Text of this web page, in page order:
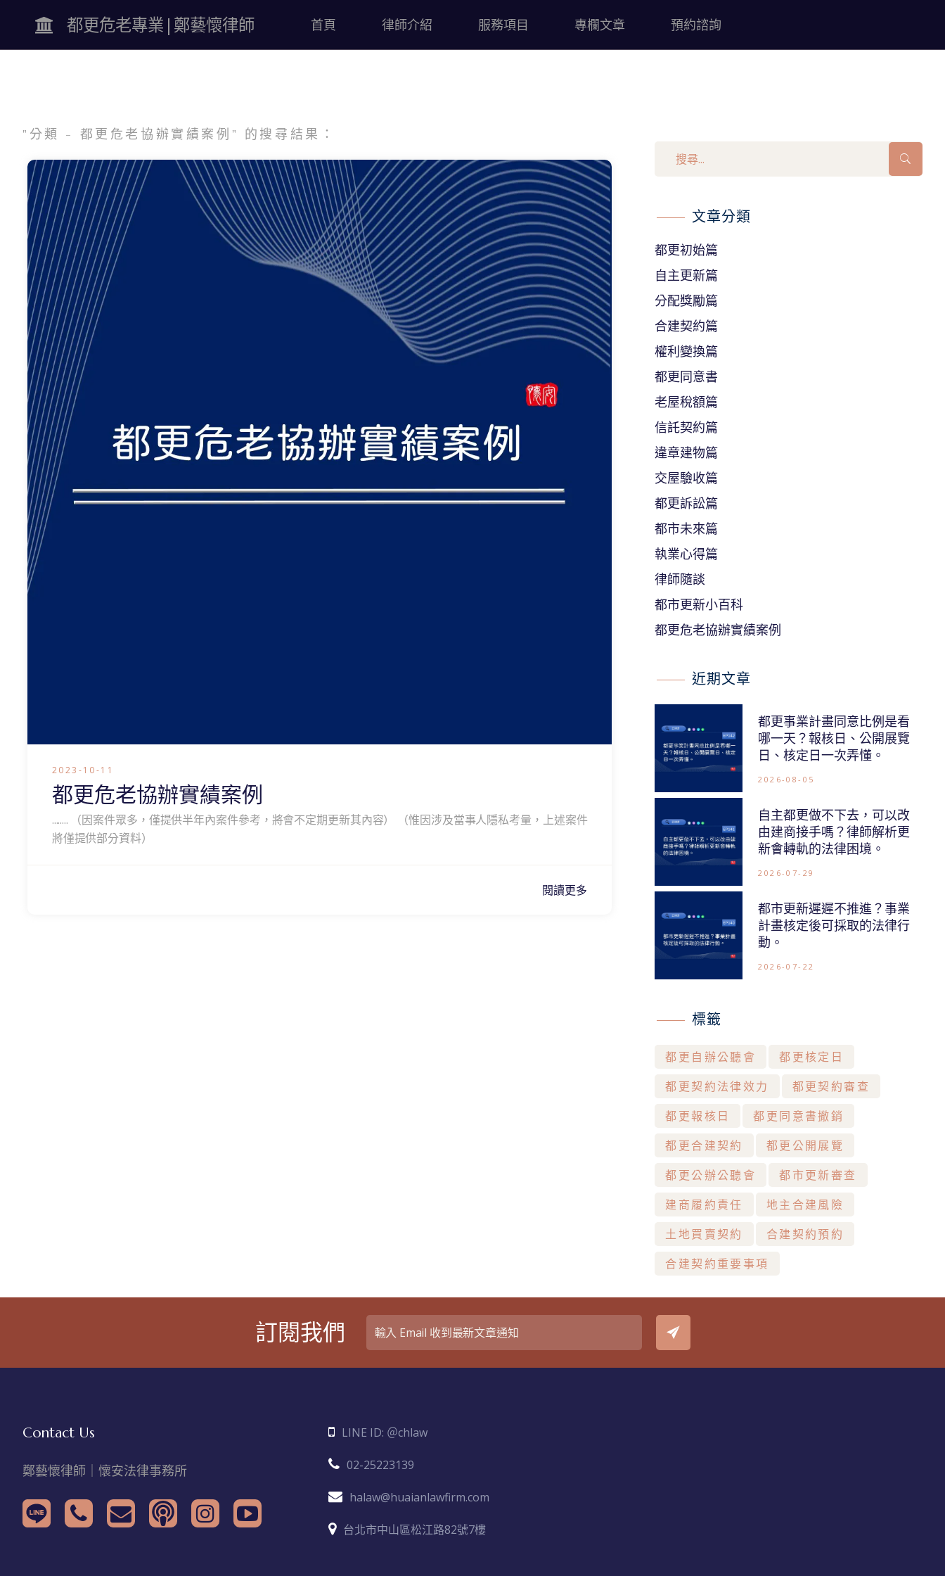
都更危老專業|鄭藝懷律師 首頁 律師介紹 服務項目 專欄文章 預約諮詢
"分類 - 都更危老協辦實績案例" 的搜尋結果：
2023-10-11
都更危老協辦實績案例
........ （因案件眾多，僅提供半年內案件參考，將會不定期更新其內容） （惟因涉及當事人隱私考量，上述案件
將僅提供部分資料）
閱讀更多
文章分類
都更初始篇
自主更新篇
分配獎勵篇
合建契約篇
權利變換篇
都更同意書
老屋稅額篇
信託契約篇
違章建物篇
交屋驗收篇
都更訴訟篇
都市未來篇
執業心得篇
律師隨談
都市更新小百科
都更危老協辦實績案例
近期文章
都更事業計畫同意比例是看
哪一天？報核日、公開展覽
日、核定日一次弄懂。
2026-08-05
自主都更做不下去，可以改
由建商接手嗎？律師解析更
新會轉軌的法律困境。
2026-07-29
都市更新遲遲不推進？事業
計畫核定後可採取的法律行
動。
2026-07-22
標籤
都更自辦公聽會
都更核定日
都更契約法律效力
都更契約審查
都更報核日
都更同意書撤銷
都更合建契約
都更公開展覽
都更公辦公聽會
都市更新審查
建商履約責任
地主合建風險
土地買賣契約
合建契約預約
合建契約重要事項
訂閱我們
Contact Us
鄭藝懷律師｜懷安法律事務所
LINE ID: ＠chlaw
02-25223139
halaw@huaianlawfirm.com
台北市中山區松江路82號7樓